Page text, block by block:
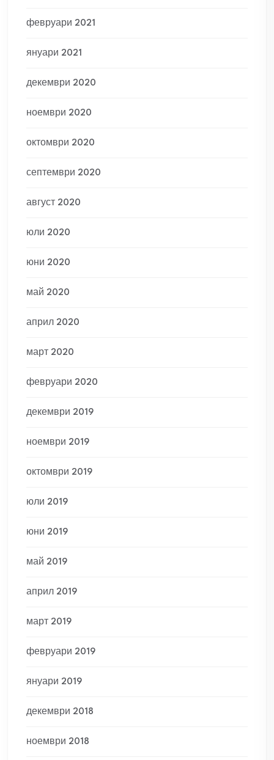
февруари 2021
януари 2021
декември 2020
ноември 2020
октомври 2020
септември 2020
август 2020
юли 2020
юни 2020
май 2020
април 2020
март 2020
февруари 2020
декември 2019
ноември 2019
октомври 2019
юли 2019
юни 2019
май 2019
април 2019
март 2019
февруари 2019
януари 2019
декември 2018
ноември 2018